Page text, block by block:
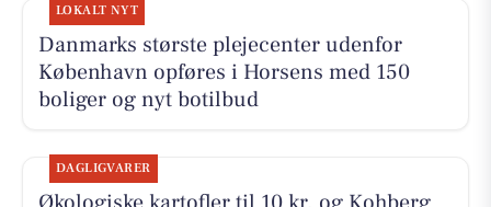
LOKALT NYT
Danmarks største plejecenter udenfor
København opføres i Horsens med 150
boliger og nyt botilbud
DAGLIGVARER